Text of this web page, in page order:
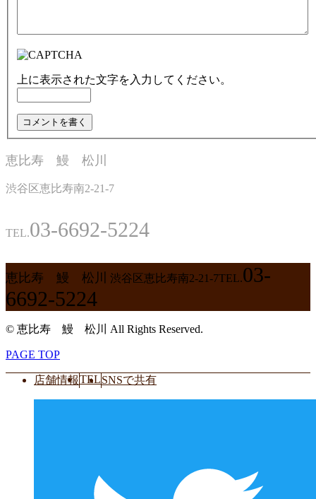
上に表示された文字を入力してください。
恵比寿 鰻 松川
渋谷区恵比寿南2-21-7
TEL.03-6692-5224
恵比寿 鰻 松川 渋谷区恵比寿南2-21-7TEL.03-
6692-5224
© 恵比寿 鰻 松川 All Rights Reserved.
PAGE TOP
店舗情報TELSNSで共有